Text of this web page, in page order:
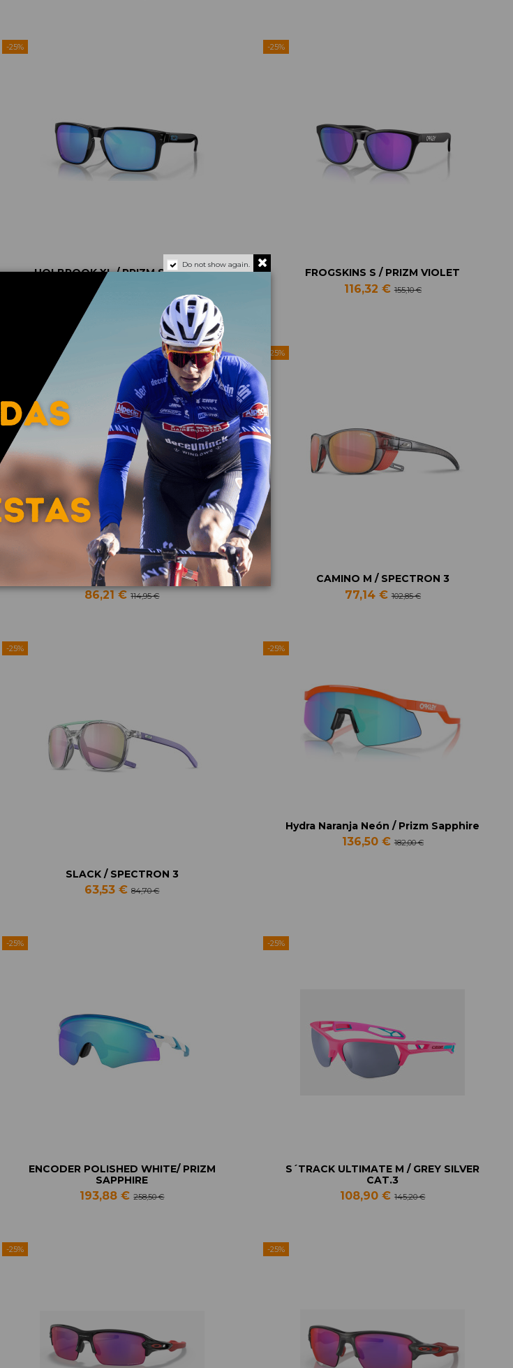
-25%
HOLBROOK XL / PRIZM SAPPHIRE
133,66 €
-25%
FROGSKINS S / PRIZM VIOLET
116,32 €155,10 €
MONTEROSA 2 / SPECTRON 3
86,21 €114,95 €
-25%
CAMINO M / SPECTRON 3
77,14 €102,85 €
-25%
SLACK / SPECTRON 3
63,53 €84,70 €
-25%
Hydra Naranja Neón / Prizm Sapphire
136,50 €182,00 €
-25%
ENCODER POLISHED WHITE/ PRIZM
SAPPHIRE
193,88 €258,50 €
-25%
S´TRACK ULTIMATE M / GREY SILVER
CAT.3
108,90 €145,20 €
-25% -25%
Do not show again.